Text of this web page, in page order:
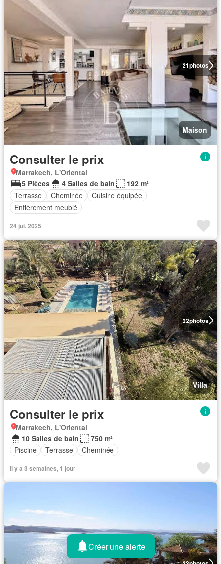
21photos
Maison
Consulter le prix
Marrakech, L'Oriental
5 Pièces
4 Salles de bain
192 m²
Terrasse
Cheminée
Cuisine équipée
Entièrement meublé
24 jui. 2025
22photos
Villa
Consulter le prix
Marrakech, L'Oriental
10 Salles de bain
750 m²
Piscine
Terrasse Cheminée
Il y a 3 semaines, 1 jour
Créer une alerte